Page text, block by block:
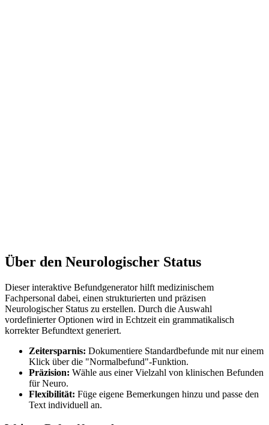
Über den Neurologischer Status
Dieser interaktive Befundgenerator hilft medizinischem
Fachpersonal dabei, einen strukturierten und präzisen
Neurologischer Status zu erstellen. Durch die Auswahl
vordefinierter Optionen wird in Echtzeit ein grammatikalisch
korrekter Befundtext generiert.
Zeitersparnis: Dokumentiere Standardbefunde mit nur einem
Klick über die "Normalbefund"-Funktion.
Präzision: Wähle aus einer Vielzahl von klinischen Befunden
fürNeuro.
Flexibilität: Füge eigene Bemerkungen hinzu und passe den
Text individuell an.